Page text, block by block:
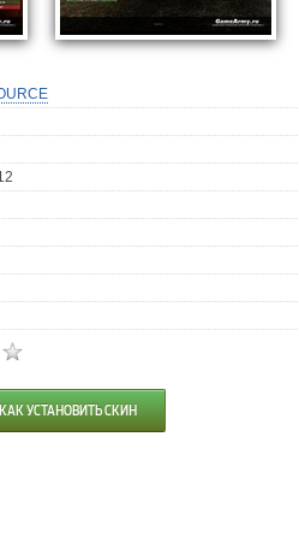
КАК УСТАНОВИТЬ СКИН